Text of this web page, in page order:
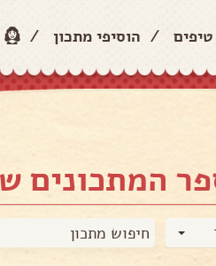
טיפים / הוסיפי מתכון /
המתכונים